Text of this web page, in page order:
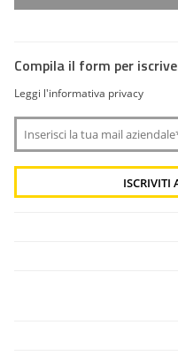
Compila il form per
Leggi l'informativa privacy